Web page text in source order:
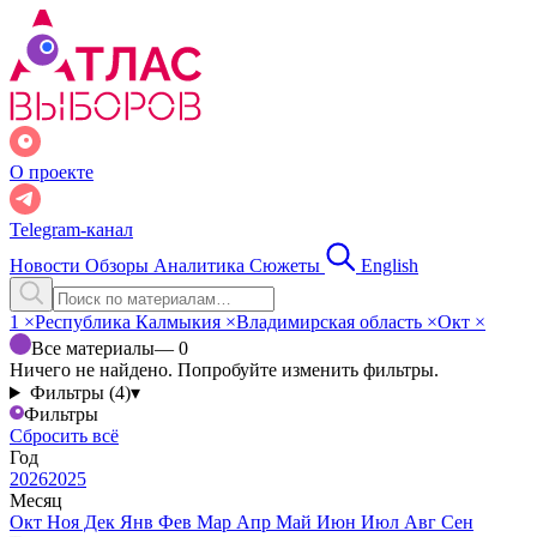
О проекте
Telegram-канал
Новости Обзоры Аналитика Сюжеты English
1 ×Республика Калмыкия ×Владимирская область ×Окт ×
Все материалы— 0
Ничего не найдено. Попробуйте изменить фильтры.
Фильтры (4)▾
Фильтры
Сбросить всё
Год
20262025
Месяц
Окт Ноя Дек Янв Фев Мар Апр Май Июн Июл Авг Сен